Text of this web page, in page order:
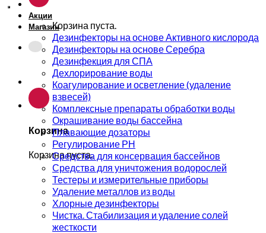
Корзина пуста.
Корзина
Корзина пуста.
Акции
Магазин
Дезинфекторы на основе Активного кислорода
Дезинфекторы на основе Серебра
Дезинфекция для СПА
Дехлорирование воды
Коагулирование и осветление (удаление
взвесей)
Комплексные препараты обработки воды
Окрашивание воды бассейна
Плавающие дозаторы
Регулирование РН
Средства для консервация бассейнов
Средства для уничтожения водорослей
Тестеры и измерительные приборы
Удаление металлов из воды
Хлорные дезинфекторы
Чистка. Стабилизация и удаление солей
жесткости